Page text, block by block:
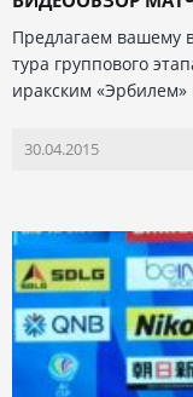
Предлагаем вашему
тура группового
иракским
30.04.2015